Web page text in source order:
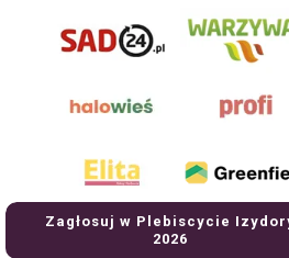
Zagłosuj w Plebiscycie
2026